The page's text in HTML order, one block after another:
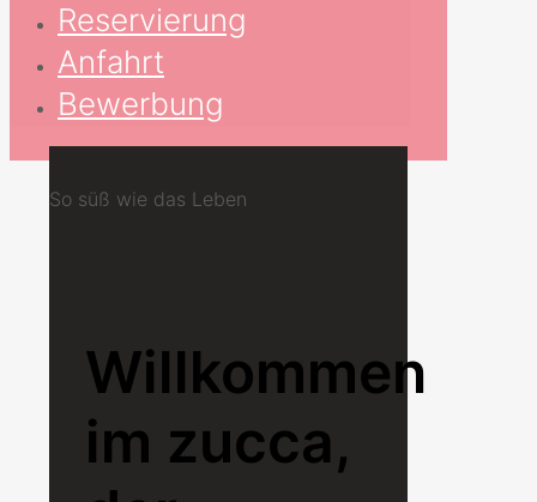
Reservierung
Anfahrt
Bewerbung
So süß wie das Leben
Willkommen
im zucca,